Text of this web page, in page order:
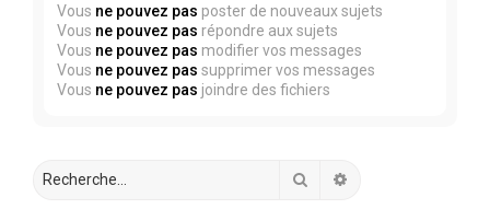
Vous ne pouvez pas poster de nouveaux sujets
Vous ne pouvez pas répondre aux sujets
Vous ne pouvez pas modifier vos messages
Vous ne pouvez pas supprimer vos messages
Vous ne pouvez pas joindre des fichiers
Rechercher